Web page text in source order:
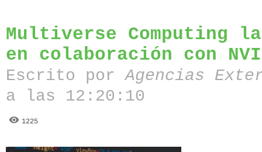
Multiverse Computing
en colaboración con
Escrito porAgencias
a las 12:20:10
1225